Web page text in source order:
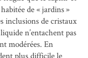
de « jardins »
inclusions de cristaux
n’entachent pas
modérées. En
plus difficile le